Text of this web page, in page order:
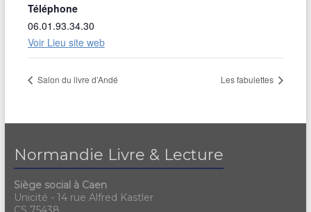
Téléphone
06.01.93.34.30
Voir Lieu site web
Salon du livre d’Andé Les fabulettes
Normandie Livre & Lecture
Siège social à Caen
Unicité - 14 rue Alfred Kastler